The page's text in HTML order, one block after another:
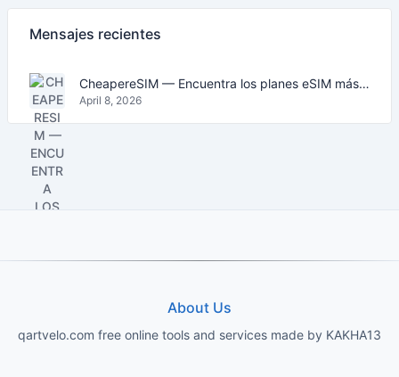
Mensajes recientes
CheapereSIM — Encuentra los planes eSIM más baratos para viajar en 2026
April 8, 2026
About Us
qartvelo.com free online tools and services made by KAKHA13